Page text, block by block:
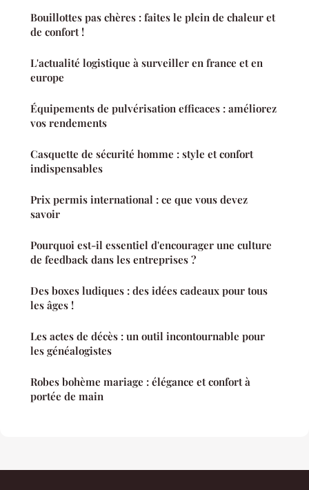
Bouillottes pas chères : faites le plein de chaleur et
de confort !
L'actualité logistique à surveiller en france et en
europe
Équipements de pulvérisation efficaces : améliorez
vos rendements
Casquette de sécurité homme : style et confort
indispensables
Prix permis international : ce que vous devez
savoir
Pourquoi est-il essentiel d'encourager une culture
de feedback dans les entreprises ?
Des boxes ludiques : des idées cadeaux pour tous
les âges !
Les actes de décès : un outil incontournable pour
les généalogistes
Robes bohème mariage : élégance et confort à
portée de main